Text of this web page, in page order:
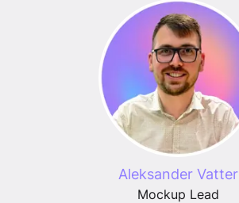
Aleksander Vatter
Mockup Lead